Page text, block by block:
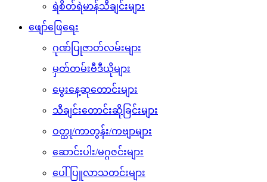
ရဲစိတ်ရဲမာန်သီချင်းများ
ဖျော်ဖြေရေး
ဂုဏ်ပြုဇာတ်လမ်းများ
မှတ်တမ်းဗီဒီယိုများ
မွေးနေ့ဆုတောင်းများ
သီချင်းတောင်းဆိုခြင်းများ
ဝတ္ထု/ကာတွန်း/ကဗျာများ
ဆောင်းပါး/မဂ္ဂဇင်းများ
ပေါ်ပြူလာသတင်းများ